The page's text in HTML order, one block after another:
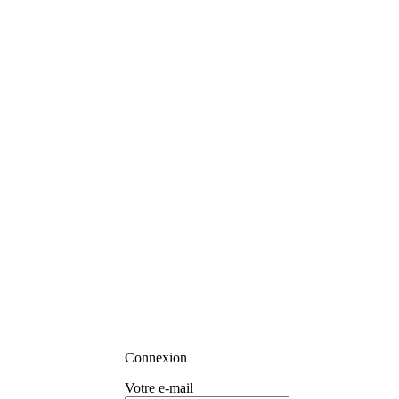
Connexion
Votre e-mail